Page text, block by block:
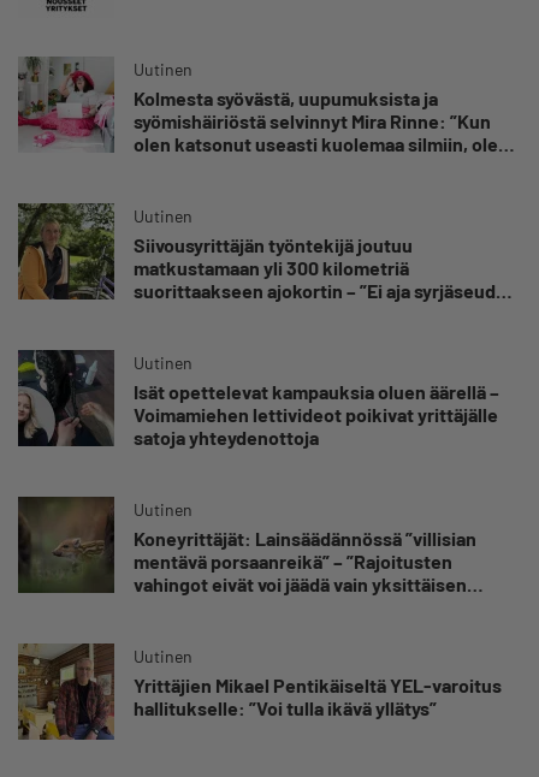
Uutinen
Kolmesta syövästä, uupumuksista ja
syömishäiriöstä selvinnyt Mira Rinne: ”Kun
olen katsonut useasti kuolemaa silmiin, olen
Uutinen
Siivousyrittäjän työntekijä joutuu
matkustamaan yli 300 kilometriä
suorittaakseen ajokortin – ”Ei aja syrjäseudun
Uutinen
Isät opettelevat kampauksia oluen äärellä –
Voimamiehen lettivideot poikivat yrittäjälle
satoja yhteydenottoja
Uutinen
Koneyrittäjät: Lainsäädännössä ”villisian
mentävä porsaanreikä” – ”Rajoitusten
vahingot eivät voi jäädä vain yksittäisen
Uutinen
Yrittäjien Mikael Pentikäiseltä YEL-varoitus
hallitukselle: ”Voi tulla ikävä yllätys”